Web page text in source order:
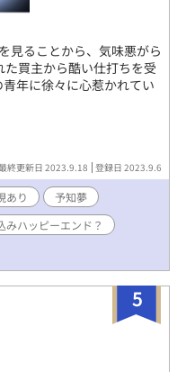
見ることから、気味悪がら
買主から酷い仕打ちを受
年に徐々に心惹かれてい
終更新日 2023.9.18 登録日 2023.9.6
あり
予知夢
みハッピーエンド？
5